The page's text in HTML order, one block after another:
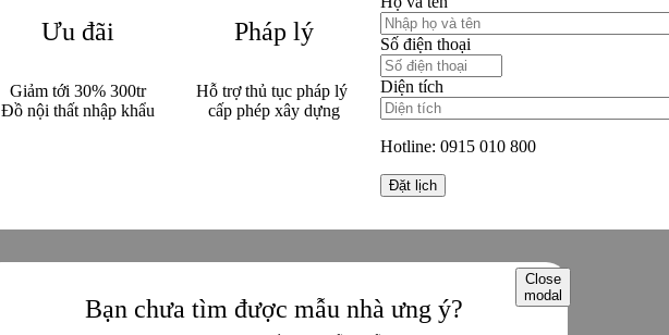
Ưu đãi
Giảm tới 30% 300tr
Đồ nội thất nhập khẩu
Pháp lý
Hỗ trợ thủ tục pháp lý
cấp phép xây dựng
Số điện thoại
Diện tích
Hotline: 0915 010 800
Close
modal
Bạn chưa tìm được mẫu nhà ưng ý?